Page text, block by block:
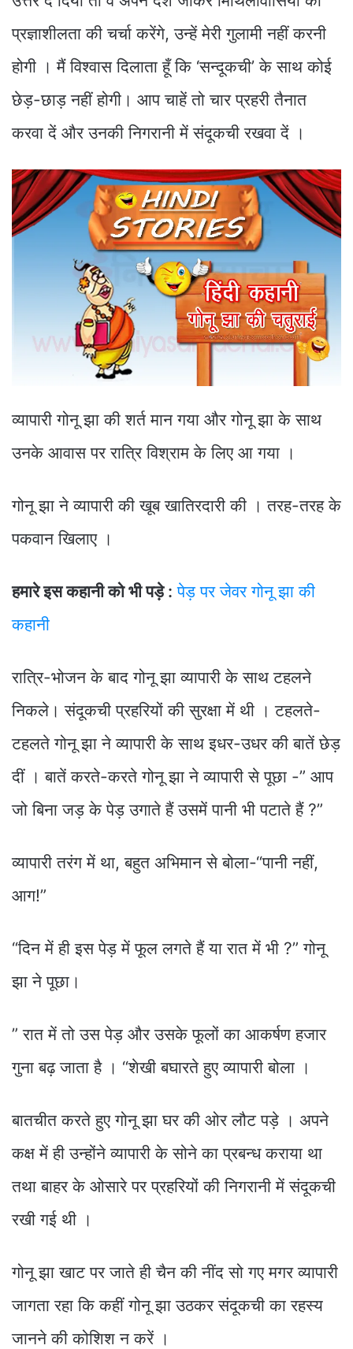
प्रज्ञाशीलता की चर्चा करेंगे, उन्हें मेरी गुलामी नहीं करनी
होगी । मैं विश्वास दिलाता हूँ कि ‘सन्दूकची’ के साथ कोई
छेड़-छाड़ नहीं होगी। आप चाहें तो चार प्रहरी तैनात
करवा दें और उनकी निगरानी में संदूकची रखवा दें ।
व्यापारी गोनू झा की शर्त मान गया और गोनू झा के साथ
उनके आवास पर रात्रि विश्राम के लिए आ गया ।
गोनू झा ने व्यापारी की खूब खातिरदारी की । तरह-तरह के
पकवान खिलाए ।
हमारे इस कहानी को भी पड़े : पेड़ पर जेवर गोनू झा की
कहानी
रात्रि-भोजन के बाद गोनू झा व्यापारी के साथ टहलने
निकले। संदूकची प्रहरियों की सुरक्षा में थी । टहलते-
टहलते गोनू झा ने व्यापारी के साथ इधर-उधर की बातें छेड़
दीं । बातें करते-करते गोनू झा ने व्यापारी से पूछा -” आप
जो बिना जड़ के पेड़ उगाते हैं उसमें पानी भी पटाते हैं ?”
व्यापारी तरंग में था, बहुत अभिमान से बोला-“पानी नहीं,
आग!”
“दिन में ही इस पेड़ में फूल लगते हैं या रात में भी ?” गोनू
झा ने पूछा।
” रात में तो उस पेड़ और उसके फूलों का आकर्षण हजार
गुना बढ़ जाता है । “शेखी बघारते हुए व्यापारी बोला ।
बातचीत करते हुए गोनू झा घर की ओर लौट पड़े । अपने
कक्ष में ही उन्होंने व्यापारी के सोने का प्रबन्ध कराया था
तथा बाहर के ओसारे पर प्रहरियों की निगरानी में संदूकची
रखी गई थी ।
गोनू झा खाट पर जाते ही चैन की नींद सो गए मगर व्यापारी
जागता रहा कि कहीं गोनू झा उठकर संदूकची का रहस्य
जानने की कोशिश न करें ।